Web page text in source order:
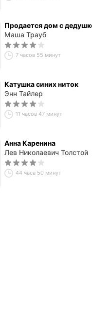
Продается дом с
Маша Трауб
7 часов 55 минут
Катушка синих ниток
Энн Тайлер
11 часов 47 минут
Анна Каренина
Лев Николаевич Толстой
44 часа 50 минут